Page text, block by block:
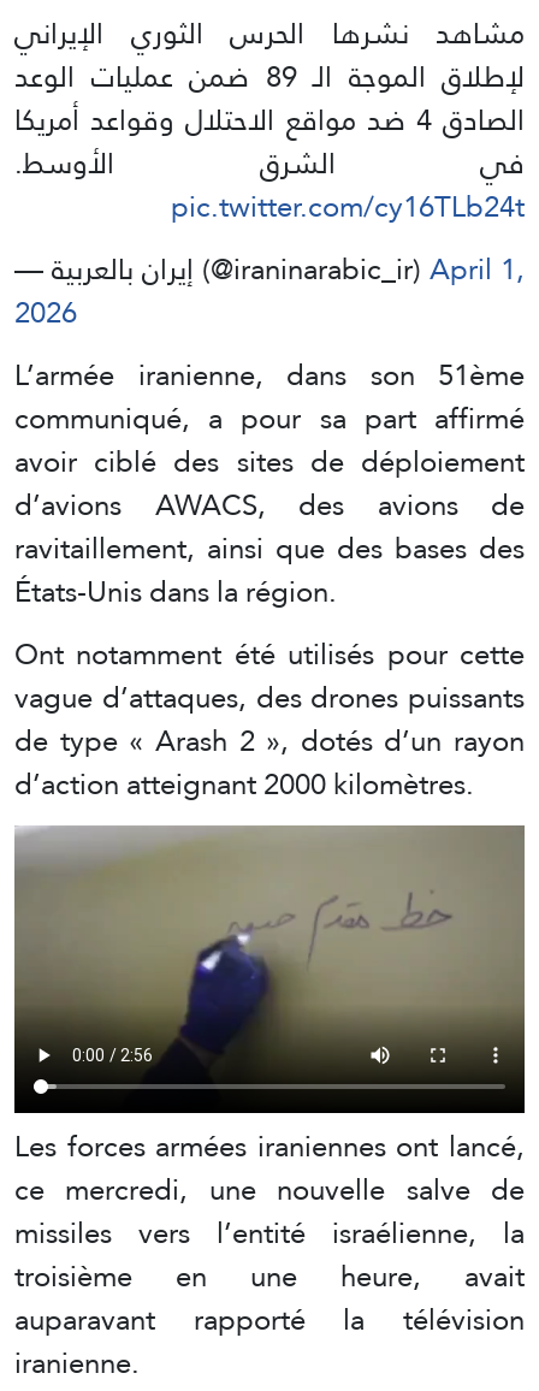
مشاهد نشرها الحرس الثوري الإيراني
لإطلاق الموجة الـ 89 ضمن عمليات الوعد
الصادق 4 ضد مواقع الاحتلال وقواعد أمريكا
في الشرق الأوسط.
pic.twitter.com/cy16TLb24t
— إيران بالعربية (@iraninarabic_ir)April 1,
2026
L’armée iranienne, dans son 51ème
communiqué, a pour sa part affirmé
avoir ciblé des sites de déploiement
d’avions AWACS, des avions de
ravitaillement, ainsi que des bases des
États-Unis dans la région.
Ont notamment été utilisés pour cette
vague d’attaques, des drones puissants
de type « Arash 2 », dotés d’un rayon
d’action atteignant 2000 kilomètres.
Les forces armées iraniennes ont lancé,
ce mercredi, une nouvelle salve de
missiles vers l’entité israélienne, la
troisième en une heure, avait
auparavant rapporté la télévision
iranienne.